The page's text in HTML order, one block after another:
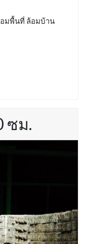
มพื้นที่ ล้อมบ้าน
ซม.